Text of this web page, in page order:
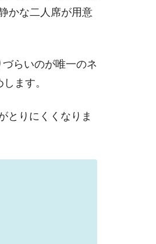
かな二人席が用意
らいのが唯一のネ
ます。
とりにくくなりま